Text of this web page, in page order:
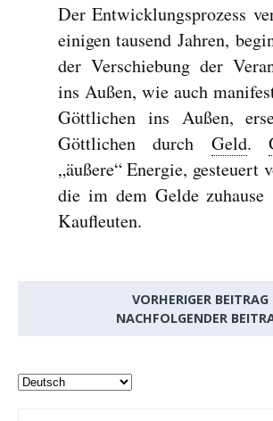
Der Entwicklungsprozess
einigen tausend Jahren,
der Verschiebung der
ins Außen, wie auch
Göttlichen ins Außen,
Göttlichen durch Geld.
„äußere“ Energie, gesteuert
die im dem Gelde zuhause
Kaufleuten.
VORHERIGER BEITRAG
NACHFOLGENDER